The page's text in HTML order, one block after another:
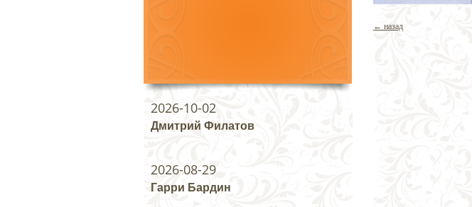
← назад
2026-10-02
Дмитрий Филатов
2026-08-29
Гарри Бардин